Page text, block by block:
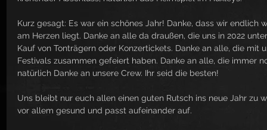
Kurz gesagt: Es war ein schönes Jahr! Danke, dass wir endlich
am Herzen liegt. Danke an alle da draußen, die uns in 2022
Kauf von Tonträgern oder Konzertickets. Danke an alle, die mit
Festivals zusammen gefeiert haben. Danke an alle, die immer
natürlich Danke an unsere Crew. Ihr seid die besten!
Uns bleibt nur euch allen einen guten Rutsch ins neue Jahr zu
vor allem gesund und passt aufeinander auf.